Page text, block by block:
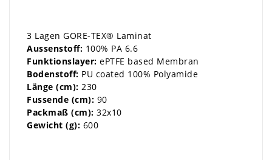
3 Lagen GORE-TEX® Laminat
Aussenstoff: 100% PA 6.6
Funktionslayer: ePTFE based Membran
Bodenstoff: PU coated 100% Polyamide
Länge (cm): 230
Fussende (cm): 90
Packmaß (cm): 32x10
Gewicht (g): 600